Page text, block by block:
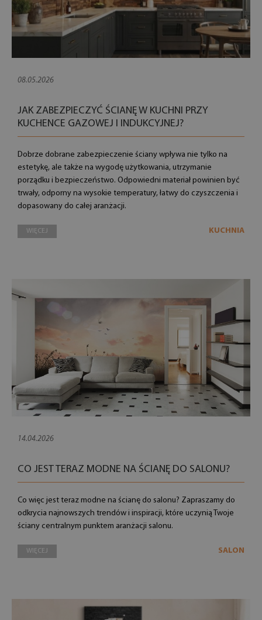
08.05.2026
JAK ZABEZPIECZYĆ ŚCIANĘ W KUCHNI PRZY
KUCHENCE GAZOWEJ I INDUKCYJNEJ?
Dobrze dobrane zabezpieczenie ściany wpływa nie tylko na
estetykę, ale także na wygodę użytkowania, utrzymanie
porządku i bezpieczeństwo. Odpowiedni materiał powinien być
trwały, odporny na wysokie temperatury, łatwy do czyszczenia i
dopasowany do całej aranżacji.
WIĘCEJ KUCHNIA
14.04.2026
CO JEST TERAZ MODNE NA ŚCIANĘ DO SALONU?
Co więc jest teraz modne na ścianę do salonu? Zapraszamy do
odkrycia najnowszych trendów i inspiracji, które uczynią Twoje
ściany centralnym punktem aranżacji salonu.
WIĘCEJ SALON